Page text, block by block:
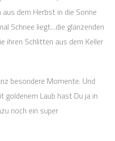
dem Herbst in die Sonne
Schnee liegt…die glänzenden
ihren Schlitten aus dem Keller
besondere Momente. Und
Laub hast Du ja in
noch ein super